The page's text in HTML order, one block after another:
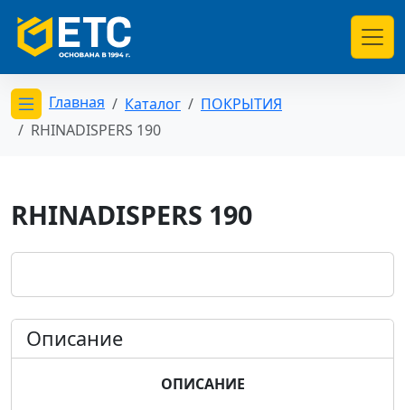
Открыть меню категорий
Главная Каталог
ПОКРЫТИЯ
RHINADISPERS 190
RHINADISPERS 190
Описание
ОПИСАНИЕ